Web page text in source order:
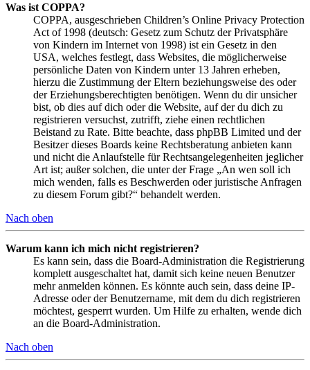
Was ist COPPA?
COPPA, ausgeschrieben Children’s Online Privacy Protection
Act of 1998 (deutsch: Gesetz zum Schutz der Privatsphäre
von Kindern im Internet von 1998) ist ein Gesetz in den
USA, welches festlegt, dass Websites, die möglicherweise
persönliche Daten von Kindern unter 13 Jahren erheben,
hierzu die Zustimmung der Eltern beziehungsweise des oder
der Erziehungsberechtigten benötigen. Wenn du dir unsicher
bist, ob dies auf dich oder die Website, auf der du dich zu
registrieren versuchst, zutrifft, ziehe einen rechtlichen
Beistand zu Rate. Bitte beachte, dass phpBB Limited und der
Besitzer dieses Boards keine Rechtsberatung anbieten kann
und nicht die Anlaufstelle für Rechtsangelegenheiten jeglicher
Art ist; außer solchen, die unter der Frage „An wen soll ich
mich wenden, falls es Beschwerden oder juristische Anfragen
zu diesem Forum gibt?“ behandelt werden.
Nach oben
Warum kann ich mich nicht registrieren?
Es kann sein, dass die Board-Administration die Registrierung
komplett ausgeschaltet hat, damit sich keine neuen Benutzer
mehr anmelden können. Es könnte auch sein, dass deine IP-
Adresse oder der Benutzername, mit dem du dich registrieren
möchtest, gesperrt wurden. Um Hilfe zu erhalten, wende dich
an die Board-Administration.
Nach oben